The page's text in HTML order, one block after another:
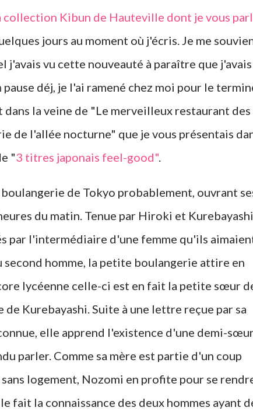
Kibun de Hauteville dont je vous
jours au moment où j'écris. Je me
j'avais vu cette nouveauté à paraître que j'avais
déj, je l'ai ramené chez moi pour le
dans la veine de "Le merveilleux restaurant des
de l'allée nocturne" que je vous présentais
"3 titres japonais feel-good".
de Tokyo probablement, ouvrant
du matin. Tenue par Hiroki et Kurebayashi
par l'intermédiaire d'une femme qu'ils
second homme, la petite boulangerie attire en
lycéenne celle-ci est en fait la petite sœur
Kurebayashi. Suite à une lettre reçue par sa
elle apprend l'existence d'une demi-
parler. Comme sa mère est partie d'un coup
logement, Nozomi en profite pour se
fait la connaissance des deux hommes ayant